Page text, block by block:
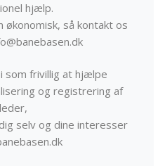
hjælp.
økonomisk, så kontakt os
som frivillig at hjælpe
og registrering af
selv og dine interesser